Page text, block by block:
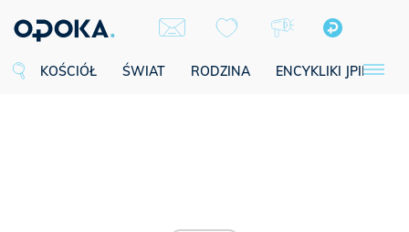
KOŚCIÓŁ ŚWIAT RODZINA ENCYKLIKI JPII